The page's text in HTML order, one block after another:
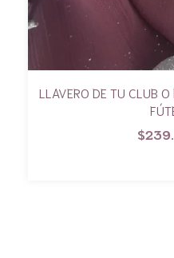
LLAVERO DE TU CLUB